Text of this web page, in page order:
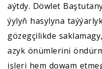
aýtdy. Döwlet
ýylyň hasylyna
gözegçilikde
azyk önümlerini
işleri hem dowam